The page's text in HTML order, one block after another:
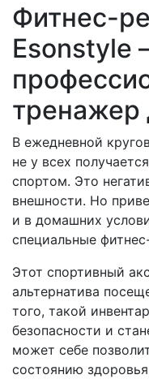
Фитнес-
Esonstyle
тренажер
В ежедневной
не у всех
спортом. Это
внешности. Но
и в домашних
специальные
Этот спортивный
альтернатива
того, такой
безопасности и
может себе
состоянию